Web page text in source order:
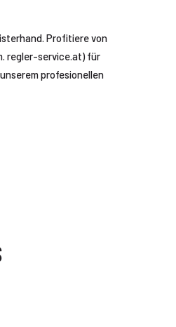
Profitiere von
regler-service.at) für
profesionellen